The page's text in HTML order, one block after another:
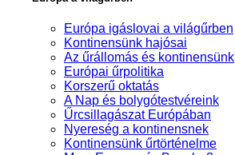
Európa igáslovai a világűrben
Kontinensünk hajósai
Az űrállomás és kontinensünk
Európai űrpolitika
Korszerű oktatás
A Nap és bolygótestvéreink
Űrcsillagászat Európában
Nyereség a kontinensnek
Kontinensünk űrtörténelme